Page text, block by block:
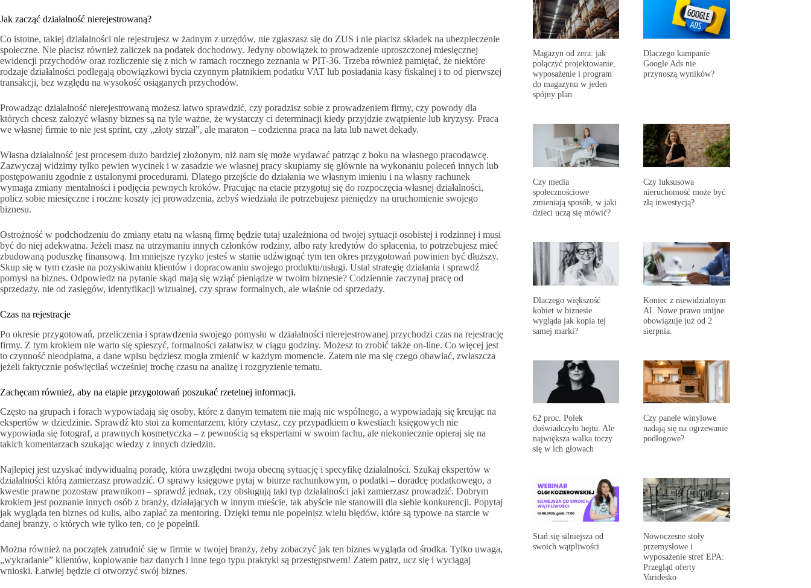
Jak zacząć działalność nierejestrowaną?
Co istotne, takiej działalności nie rejestrujesz w żadnym z urzędów, nie zgłaszasz się do ZUS i nie płacisz składek na ubezpieczenie
społeczne. Nie płacisz również zaliczek na podatek dochodowy. Jedyny obowiązek to prowadzenie uproszczonej miesięcznej
ewidencji przychodów oraz rozliczenie się z nich w ramach rocznego zeznania w PIT-36. Trzeba również pamiętać, że niektóre
rodzaje działalności podlegają obowiązkowi bycia czynnym płatnikiem podatku VAT lub posiadania kasy fiskalnej i to od pierwszej
transakcji, bez względu na wysokość osiąganych przychodów.
Prowadząc działalność nierejestrowaną możesz łatwo sprawdzić, czy poradzisz sobie z prowadzeniem firmy, czy powody dla
których chcesz założyć własny biznes są na tyle ważne, że wystarczy ci determinacji kiedy przyjdzie zwątpienie lub kryzysy. Praca
we własnej firmie to nie jest sprint, czy „złoty strzał”, ale maraton – codzienna praca na lata lub nawet dekady.
Własna działalność jest procesem dużo bardziej złożonym, niż nam się może wydawać patrząc z boku na własnego pracodawcę.
Zazwyczaj widzimy tylko pewien wycinek i w zasadzie we własnej pracy skupiamy się głównie na wykonaniu poleceń innych lub
postępowaniu zgodnie z ustalonymi procedurami. Dlatego przejście do działania we własnym imieniu i na własny rachunek
wymaga zmiany mentalności i podjęcia pewnych kroków. Pracując na etacie przygotuj się do rozpoczęcia własnej działalności,
policz sobie miesięczne i roczne koszty jej prowadzenia, żebyś wiedziała ile potrzebujesz pieniędzy na uruchomienie swojego
biznesu.
Ostrożność w podchodzeniu do zmiany etatu na własną firmę będzie tutaj uzależniona od twojej sytuacji osobistej i rodzinnej i musi
być do niej adekwatna. Jeżeli masz na utrzymaniu innych członków rodziny, albo raty kredytów do spłacenia, to potrzebujesz mieć
zbudowaną poduszkę finansową. Im mniejsze ryzyko jesteś w stanie udźwignąć tym ten okres przygotowań powinien być dłuższy.
Skup się w tym czasie na pozyskiwaniu klientów i dopracowaniu swojego produktu/usługi. Ustal strategię działania i sprawdź
pomysł na biznes. Odpowiedz na pytanie skąd mają się wziąć pieniądze w twoim biznesie? Codziennie zaczynaj pracę od
sprzedaży, nie od zasięgów, identyfikacji wizualnej, czy spraw formalnych, ale właśnie od sprzedaży.
Czas na rejestracje
Po okresie przygotowań, przeliczenia i sprawdzenia swojego pomysłu w działalności nierejestrowanej przychodzi czas na rejestrację
firmy. Z tym krokiem nie warto się spieszyć, formalności załatwisz w ciągu godziny. Możesz to zrobić także on-line. Co więcej jest
to czynność nieodpłatna, a dane wpisu będziesz mogła zmienić w każdym momencie. Zatem nie ma się czego obawiać, zwłaszcza
jeżeli faktycznie poświęciłaś wcześniej trochę czasu na analizę i rozgryzienie tematu.
Zachęcam również, aby na etapie przygotowań poszukać rzetelnej informacji.
Często na grupach i forach wypowiadają się osoby, które z danym tematem nie mają nic wspólnego, a wypowiadają się kreując na
ekspertów w dziedzinie. Sprawdź kto stoi za komentarzem, który czytasz, czy przypadkiem o kwestiach księgowych nie
wypowiada się fotograf, a prawnych kosmetyczka – z pewnością są ekspertami w swoim fachu, ale niekoniecznie opieraj się na
takich komentarzach szukając wiedzy z innych dziedzin.
Najlepiej jest uzyskać indywidualną poradę, która uwzględni twoja obecną sytuację i specyfikę działalności. Szukaj ekspertów w
działalności którą zamierzasz prowadzić. O sprawy księgowe pytaj w biurze rachunkowym, o podatki – doradcę podatkowego, a
kwestie prawne pozostaw prawnikom – sprawdź jednak, czy obsługują taki typ działalności jaki zamierzasz prowadzić. Dobrym
krokiem jest poznanie innych osób z branży, działających w innym mieście, tak abyście nie stanowili dla siebie konkurencji. Popytaj
jak wygląda ten biznes od kulis, albo zapłać za mentoring. Dzięki temu nie popełnisz wielu błędów, które są typowe na starcie w
danej branży, o których wie tylko ten, co je popełnił.
Można również na początek zatrudnić się w firmie w twojej branży, żeby zobaczyć jak ten biznes wygląda od środka. Tylko uwaga,
„wykradanie” klientów, kopiowanie baz danych i inne tego typu praktyki są przestępstwem! Zatem patrz, ucz się i wyciągaj
wnioski. Łatwiej będzie ci otworzyć swój biznes.
Magazyn od zera: jak
połączyć projektowanie,
wyposażenie i program
do magazynu w jeden
spójny plan
Dlaczego kampanie
Google Ads nie
przynoszą wyników?
Czy media
społecznościowe
zmieniają sposób, w jaki
dzieci uczą się mówić?
Czy luksusowa
nieruchomość może być
złą inwestycją?
Dlaczego większość
kobiet w biznesie
wygląda jak kopia tej
samej marki?
Koniec z niewidzialnym
AI. Nowe prawo unijne
obowiązuje już od 2
sierpnia.
62 proc. Polek
doświadczyło hejtu. Ale
największa walka toczy
się w ich głowach
Czy panele winylowe
nadają się na ogrzewanie
podłogowe?
Stań się silniejsza od
swoich wątpliwości
Nowoczesne stoły
przemysłowe i
wyposażenie stref EPA:
Przegląd oferty
Varidesko